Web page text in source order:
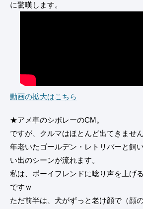
に驚嘆します。
動画の拡大はこちら
★アメ車のシボレーのCM。
ですが、クルマはほとんど出てきません
年老いたゴールデン・レトリバーと飼
い出のシーンが流れます。
私は、ボーイフレンドに唸り声を上げ
ですｗ
ただ前半は、犬がずっと老け顔で（顔